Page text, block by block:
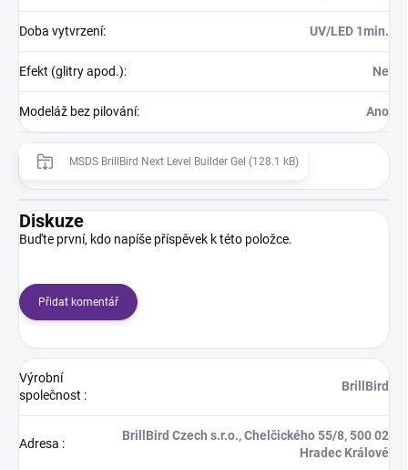
Doba vytvrzení: UV/LED 1min.
Efekt (glitry apod.): Ne
Modeláž bez pilování: Ano
MSDS BrillBird Next Level Builder Gel (128.1 kB)
Diskuze
Buďte první, kdo napíše příspěvek k této položce.
Přidat komentář
Výrobní
společnost :
BrillBird
Adresa :
BrillBird Czech s.r.o., Chelčického 55/8, 500 02
Hradec Králové